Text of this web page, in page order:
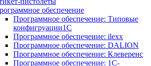
обеспечение
Программное обеспечение: Типовые
конфигруации1С
Программное обеспечение: ilexx
Программное обеспечение: DALION
Программное обеспечение: Клеверенс
Программное обеспечение: 1С-